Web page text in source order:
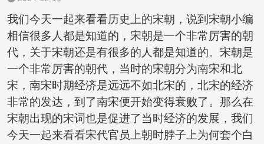
我们今天一起来看看历史上的宋朝，说到宋朝小编
相信很多人都是知道的，宋朝是一个非常厉害的朝
代，关于宋朝还是有很多的人都是知道的。宋朝是
一个非常厉害的朝代，当时的宋朝分为南宋和北
宋，南宋时期经济是远远不如北宋的，北宋的经济
非常的发达，到了南宋便开始变得衰败了。那么在
宋朝出现的宋词也是促进了当时经济的发展，我们
今天一起来看看宋代官员上朝时脖子上为何套个白